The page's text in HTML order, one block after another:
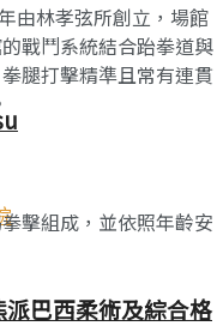
巴西柔術及綜合格
由林孝弦所創立，場館
戰鬥系統結合跆拳道與
腿打擊精準且常有連貫
擊組成，並依照年齡安